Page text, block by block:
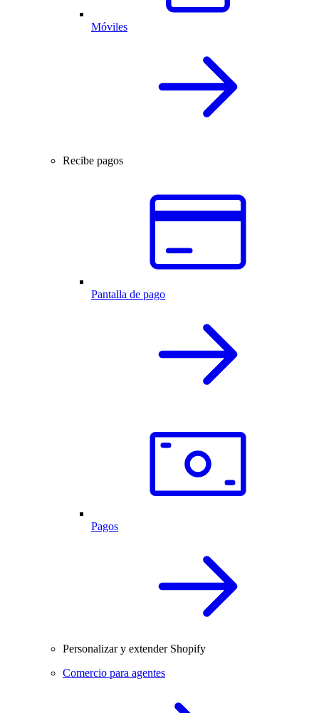
Móviles
Recibe pagos
Pantalla de pago
Pagos
Personalizar y extender Shopify
Comercio para agentes